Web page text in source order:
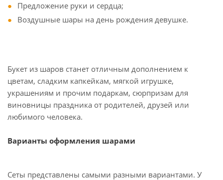
Предложение руки и сердца;
Воздушные шары на день рождения девушке.
Букет из шаров станет отличным дополнением к
цветам, сладким капкейкам, мягкой игрушке,
украшениям и прочим подаркам, сюрпризам для
виновницы праздника от родителей, друзей или
любимого человека.
Варианты оформления шарами
Сеты представлены самыми разными вариантами. У